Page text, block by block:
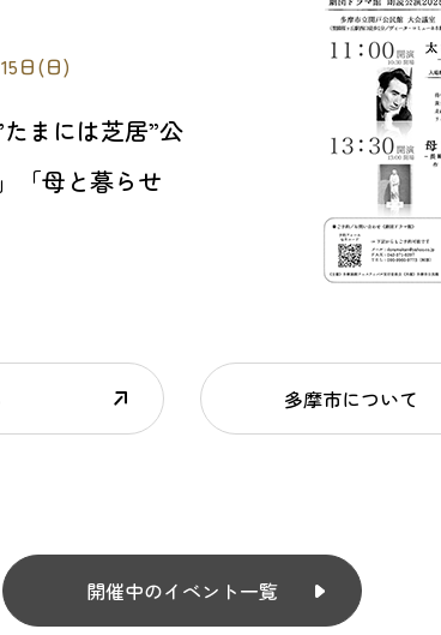
日(日)
まには芝居”公
「母と暮らせ
多摩市について
開催中のイベント一覧